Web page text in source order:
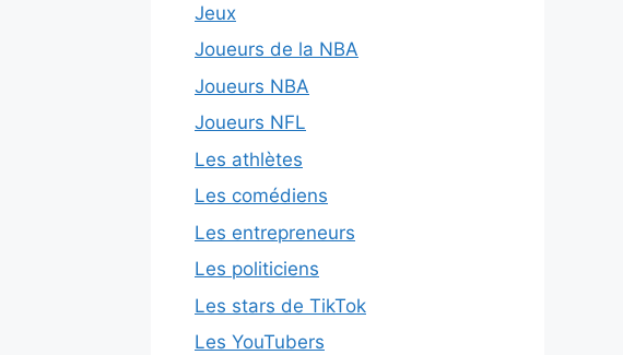
Jeux
Joueurs de la NBA
Joueurs NBA
Joueurs NFL
Les athlètes
Les comédiens
Les entrepreneurs
Les politiciens
Les stars de TikTok
Les YouTubers